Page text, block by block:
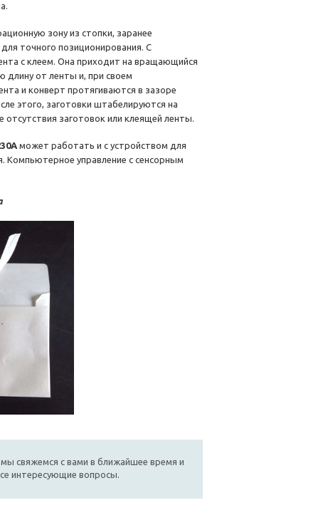
зону из стопки, заранее
точного позиционирования. С
с клеем. Она приходит на вращающийся
длину от ленты и, при своем
и конверт протягиваются в зазоре
этого, заготовки штабелируются на
заготовок или клеящей ленты.
может работать и с устройством для
Компьютерное управление с сенсорным
свяжемся с вами в ближайшее время и
интересующие вопросы.